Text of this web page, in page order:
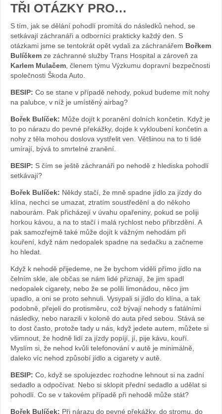
TŘI OTÁZKY PRO…
S tím, jak se dělání pohodlí promítá do následků nehod, se
setkávají záchranáři a odborníci prakticky každý den. S
otázkami jsme se tentokrát opět vydali za záchranářem Bořkem
Bulíčkem ze záchranné služby Trans Hospital a zároveň za
Karlem Mulačem , členem týmu Výzkumu dopravní bezpečnosti
společnosti Škoda Auto.
BESIP: Co se stane v případě nehody, pokud budeme mít nohy
na palubce, v níž je umístěný airbag?
Bořek Bulíček: Může dojít k poranění dolních končetin. Když je
to po nárazu do pevné překážky, dojde k vykloubení končetin a
nohy z těla mohou doslova vystřelit ven. Většinou na to ti lidé
umírají, bývá to smrtelné zranění.
BESIP: S čím se ještě záchranáři po nehodě z hlediska pohodlí
setkávají?
Bořek Bulíček: Někdy stačí, že mně spadne jídlo za jízdy do
klína, nechci se umazat, ztratím soustředění a do někoho
nabourám. Pak přicházejí v úvahu opařeniny, pokud se poliji
horkou kávou, a na to stačí i malá rychlost nebo přibrzdění. A
pak samozřejmě také může dojít k vážným nehodám při
kouření, když nám nedopalek spadne na sedačku a začneme
ho hledat.
Když k nehodě přijedeme, ne že bychom viděli přímo jídlo na
čelním skle, ale občas se nám lidé přiznají, že jim spadl
nedopalek cigarety, nebo že se polili limonádou, něco jim
upadlo, a oni se proto sehnuli. Vysypali si jídlo do klína, a tak
podobně, přejeli do protisměru, což bývají nehody s fatálními
následky, nebo narazili v koloně do auta před sebou. Stává se
to dost často, protože tady u nás, když jedete autem, můžete si
všimnout, že hodně lidí za jízdy popíjí, jí, pije kávu, kouří.
Myslím si, že nehod kvůli telefonování v autě je minimálně,
daleko víc nehod způsobí jídlo a cigarety v autě.
BESIP: Co, když se spolujezdec rozhodne lehnout si na zadní
sedadlo a odpočívat. Nebo si sklopit přední sedadlo a udělat si
pohodlí. Co se v takovém případě při nehodě může stát?
Bořek Bulíček: Při nárazu do pevné překážky, do stromu, do